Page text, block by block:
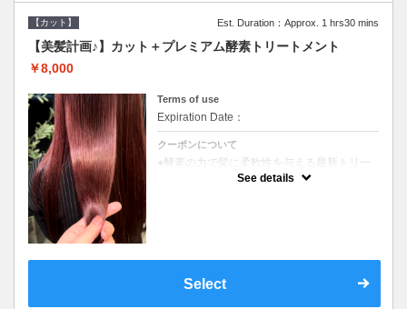
【カット】 Est. Duration：Approx. 1 hrs30 mins
【美髪計画♪】カット＋プレミアム酵素トリートメント
￥8,000
Terms of use
Expiration Date：
クーポンについて
●酵素の力で髪に柔軟性を与える最新トリー
トメント●ＳＢ込●長さ料金あり《こちらのク
ーポンご利用のお客様のみ》オリジナル酵素
See details
Select